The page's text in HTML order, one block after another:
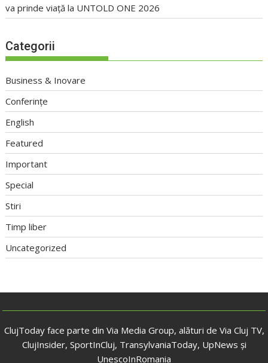
va prinde viață la UNTOLD ONE 2026
Categorii
Business & Inovare
Conferințe
English
Featured
Important
Special
Stiri
Timp liber
Uncategorized
ClujToday face parte din Via Media Group, alături de Via Cluj TV,
ClujInsider, SportInCluj, TransylvaniaToday, UpNews și
UnescoInRomania